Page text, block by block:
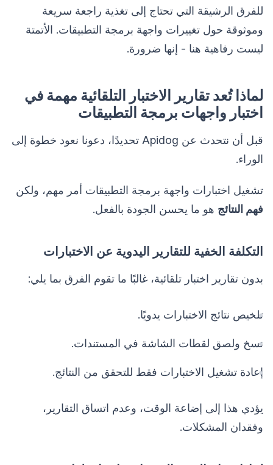
للفرق الرشيقة التي تحتاج إلى تغذية راجعة سريعة
وموثوقة حول تغييرات واجهة برمجة التطبيقات. الأتمتة
ليست رفاهية هنا - إنها ضرورة.
لماذا تُعد تقارير الاختبار التلقائية مهمة في
اختبار واجهات برمجة التطبيقات
قبل أن نتحدث عن Apidog تحديدًا، دعونا نعود خطوة إلى
الوراء.
تشغيل اختبارات واجهة برمجة التطبيقات أمر مهم، ولكن
فهم النتائج هو ما يحسن الجودة بالفعل.
التكلفة الخفية للتقارير اليدوية عن الاختبارات
بدون تقارير اختبار تلقائية، غالبًا ما تقوم الفرق بما يلي:
تلخيص نتائج الاختبارات يدويًا.
نسخ ولصق لقطات الشاشة في المستندات.
إعادة تشغيل الاختبارات فقط للتحقق من النتائج.
يؤدي هذا إلى إضاعة الوقت، وعدم اتساق التقارير،
وفقدان المشكلات.